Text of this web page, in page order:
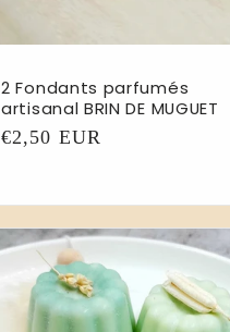
2 Fondants parfumés
artisanal BRIN DE MUGUET
Prix
€2,50 EUR